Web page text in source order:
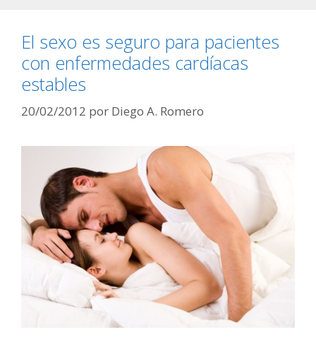
El sexo es seguro para pacientes
con enfermedades cardíacas
estables
20/02/2012 por Diego A. Romero